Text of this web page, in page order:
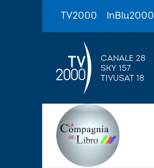
TV2000 InBlu2000
CANALE 28
SKY 157
TIVUSAT 18